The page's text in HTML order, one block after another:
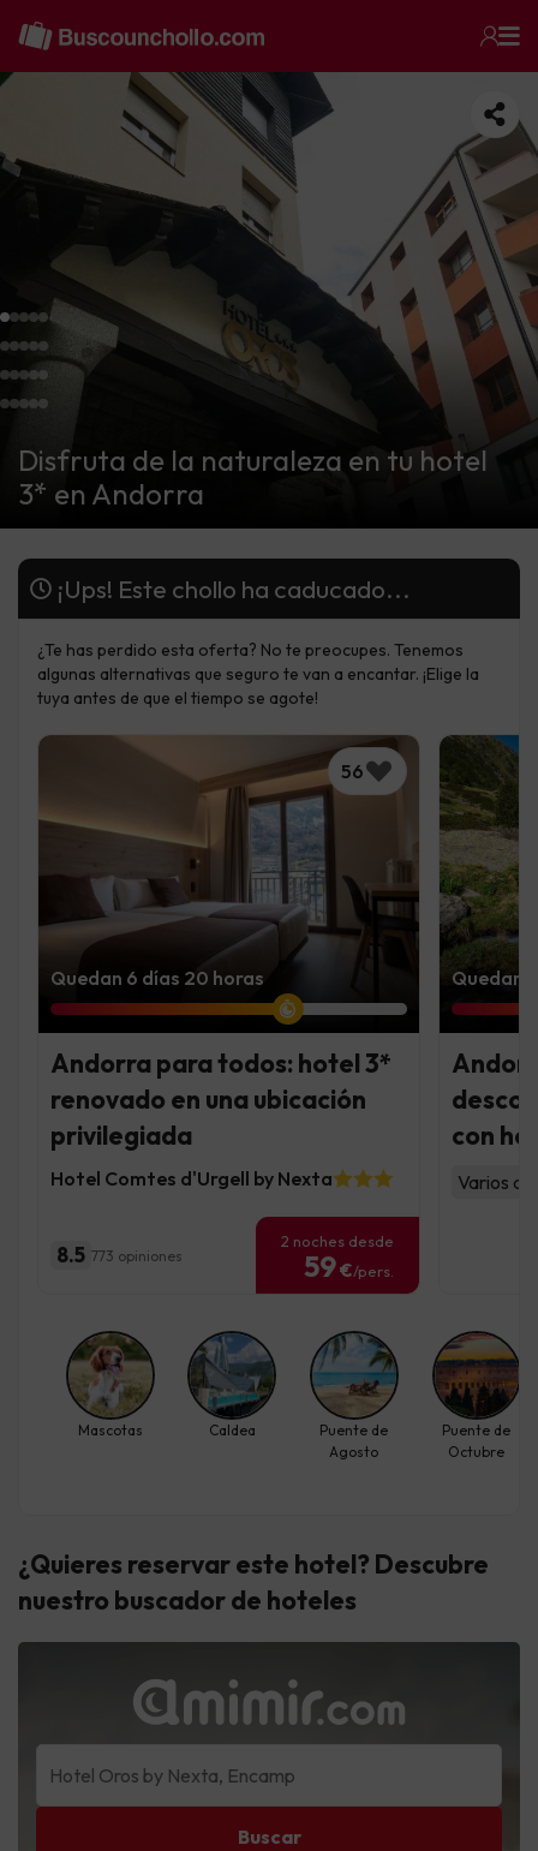
Disfruta de la naturaleza en tu hotel
3* en Andorra
¡Ups! Este chollo ha caducado...
¿Te has perdido esta oferta? No te preocupes. Tenemos
algunas alternativas que seguro te van a encantar. ¡Elige la
tuya antes de que el tiempo se agote!
56
Quedan 6 días 20 horas
Andorra para todos: hotel 3*
renovado en una ubicación
privilegiada
Hotel Comtes d'Urgell by Nexta
8.5 773 opiniones
2 noches desde
59€/pers.
Quedan
con
Varios
Mascotas Caldea
Puente de
Agosto
Puente de
Octubre
¿Quieres reservar este hotel? Descubre
nuestro buscador de hoteles
Buscar